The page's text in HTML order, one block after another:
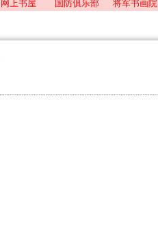
网上书屋 国防俱乐部 将军书画院